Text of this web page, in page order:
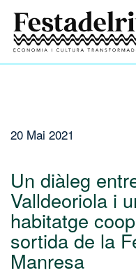
20 Mai 2021
Un diàleg
Valldeoriola i
habitatge
sortida de la
Manresa